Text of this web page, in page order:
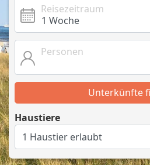
Reisezeitraum
Personen
Unterkünfte
Haustiere